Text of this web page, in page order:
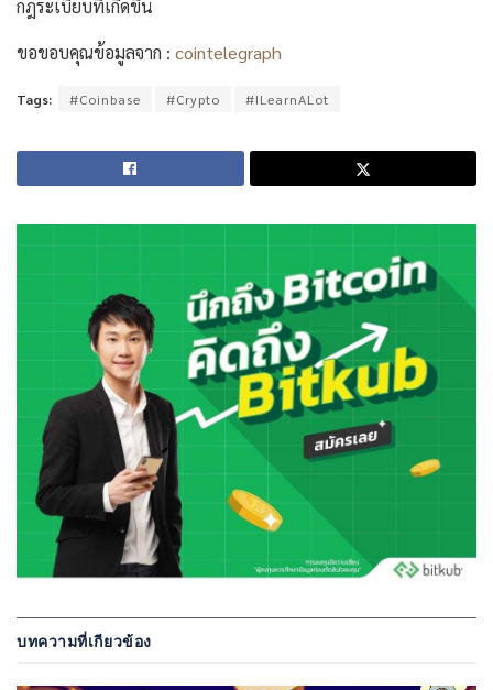
กฎระเบียบที่เกิดขึ้น
ขอขอบคุณข้อมูลจาก : cointelegraph
Tags: #Coinbase #Crypto #ILearnALot
บทความที่เกียวข้อง